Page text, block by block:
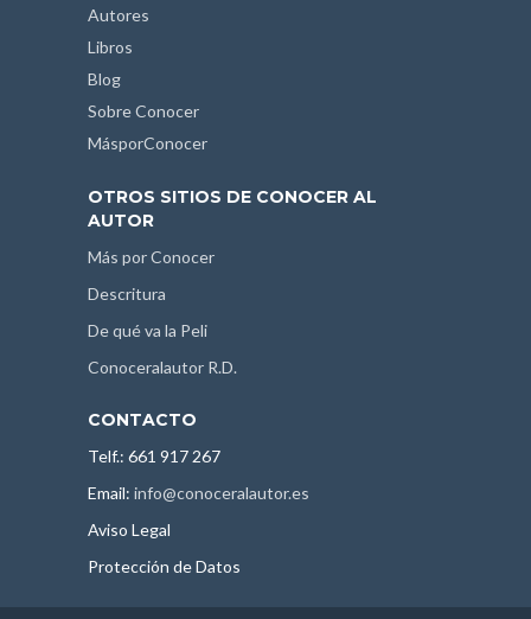
Autores
Libros
Blog
Sobre Conocer
MásporConocer
OTROS SITIOS DE CONOCER AL
AUTOR
Más por Conocer
Descritura
De qué va la Peli
Conoceralautor R.D.
CONTACTO
Telf.: 661 917 267
Email: info@conoceralautor.es
Aviso Legal
Protección de Datos